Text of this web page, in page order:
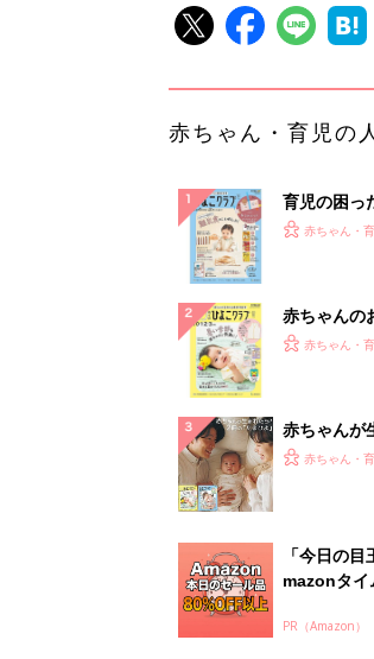
赤ちゃん・育児の
育児の困っ
『ひよこク
赤ちゃん・
赤ちゃんの
てのひよこ
赤ちゃん・
赤ちゃんが
ひよ」
赤ちゃん・
「今日の
mazonタイ
PR（Amazon）